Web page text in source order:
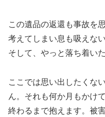
この遺品の返還も事故を
考えてしまい息も吸えな
そして、やっと落ち着い
ここでは思い出したくな
ん。それも何か月もかけ
終わるまで抱えます。被